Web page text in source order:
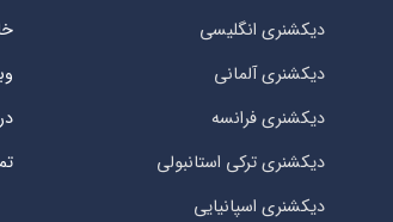
دیکشنری انگلیسی
دیکشنری آلمانی
دیکشنری فرانسه
دیکشنری ترکی استانبولی
دیکشنری اسپانیایی